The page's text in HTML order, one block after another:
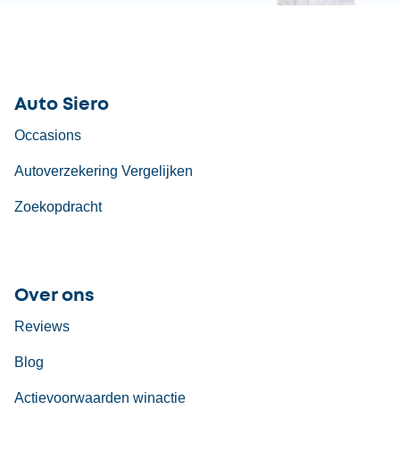
Auto Siero
Occasions
Autoverzekering Vergelijken
Zoekopdracht
Over ons
Reviews
Blog
Actievoorwaarden winactie